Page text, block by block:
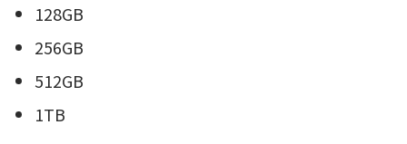
128GB
256GB
512GB
1TB